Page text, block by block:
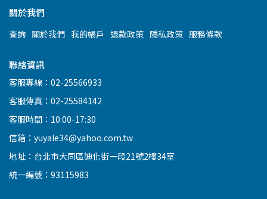
關於我們
查詢 關於我們 我的帳戶 退款政策 隱私政策 服務條款
聯絡資訊
客服專線：02-25566933
客服傳真：02-25584142
客服時間：10:00-17:30
信箱：yuyale34@yahoo.com.tw
地址：台北市大同區迪化街一段21號2樓34室
統一編號：93115983